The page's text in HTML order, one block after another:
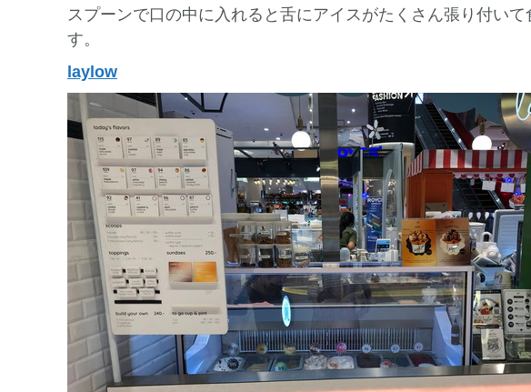
スプーンで口の中に入れると舌にアイスがたくさん張り付い
す。
laylow